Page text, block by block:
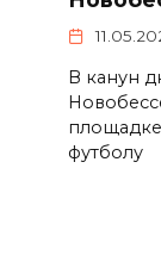
В канун
футболу